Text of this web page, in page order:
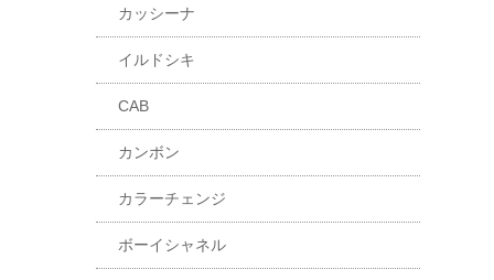
カッシーナ
イルドシキ
CAB
カンボン
カラーチェンジ
ボーイシャネル